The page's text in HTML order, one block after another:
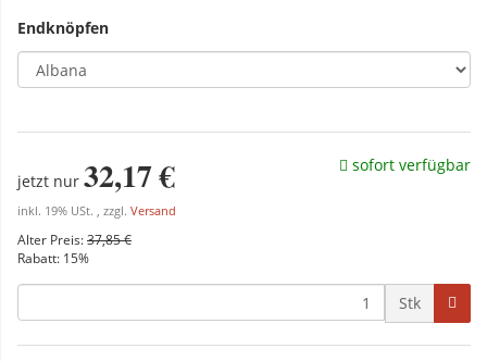
Endknöpfen
jetzt nur 32,17 €
inkl. 19% USt. , zzgl. Versand
Alter Preis:37,85 €
Rabatt: 15%
sofort verfügbar
Stk